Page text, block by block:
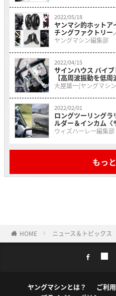
2022/05/18
ヤンマシ的ホット
チングファクトリー
ヤングマシン編集部
2022/04/15
サインハウス バイ
【高周波振動を低
大屋雄一(ヤングマシ
2022/02/01
ロングツーリングラ
ルダー＆インカム〈
ウィズハーレー編集部
もっ
HOME ニュース＆トピックス
ヤングマシンとは？ ご利